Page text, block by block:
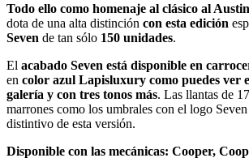
Todo ello como homenaje al clásico al
dota de una alta distinción con esta edición
Seven de tan sólo 150 unidades.
El acabado Seven está disponible en
en color azul Lapisluxury como puedes ver
galería y con tres tonos más. Las llantas de
marrones como los umbrales con el logo
distintivo de esta versión.
Disponible con las mecánicas: Cooper,